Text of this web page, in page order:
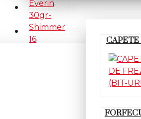
ACCESORII
GEL COLOR